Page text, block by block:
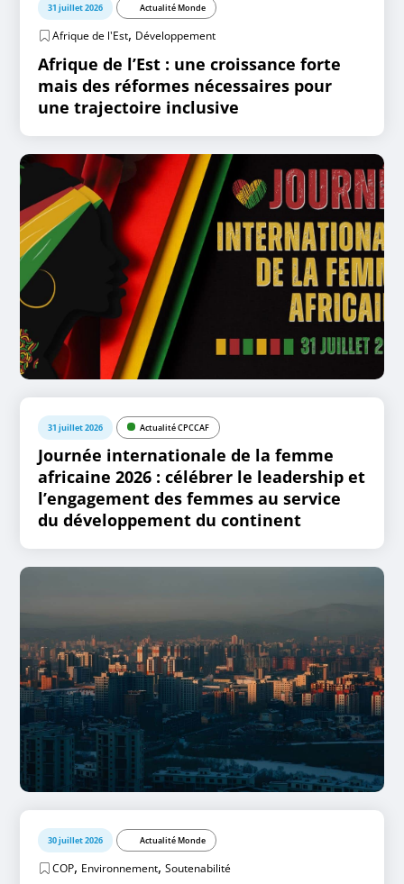
31 juillet 2026 Actualité Monde
Afrique de l'Est, Développement
Afrique de l’Est : une croissance forte
mais des réformes nécessaires pour
une trajectoire inclusive
31 juillet 2026 Actualité CPCCAF
Journée internationale de la femme
africaine 2026 : célébrer le leadership et
l’engagement des femmes au service
du développement du continent
30 juillet 2026 Actualité Monde
COP, Environnement,Soutenabilité